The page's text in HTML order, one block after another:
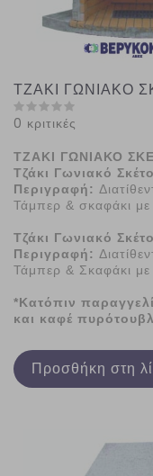
ΤΖΑΚΙ ΓΩΝΙΑΚΟ
0 κριτικές
ΤΖΑΚΙ ΓΩΝΙΑΚΟ
Τζάκι Γωνιακό
Περιγραφή:
Τάμπερ & σκαφάκι με
Τζάκι Γωνιακό
Περιγραφή:
Τάμπερ & Σκαφάκι
*Κατόπιν
και καφέ
Προσθήκη στη